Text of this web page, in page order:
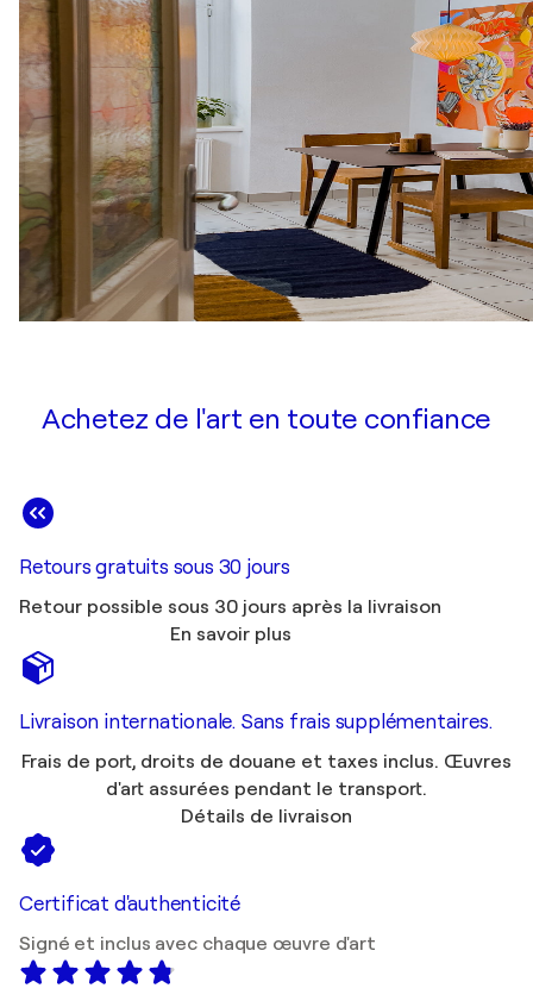
Achetez de l'art en toute confiance
Retours gratuits sous 30 jours
Retour possible sous 30 jours après la livraison
En savoir plus
Livraison internationale. Sans frais supplémentaires.
Frais de port, droits de douane et taxes inclus. Œuvres
d'art assurées pendant le transport.
Détails de livraison
Certificat d'authenticité
Signé et inclus avec chaque œuvre d'art